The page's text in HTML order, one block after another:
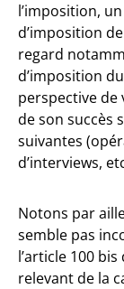
l’imposition,
d’imposition
regard
d’imposition
perspective de
de son succès
suivantes
d’interviews,
Notons par
semble pas
l’article 100
relevant de la